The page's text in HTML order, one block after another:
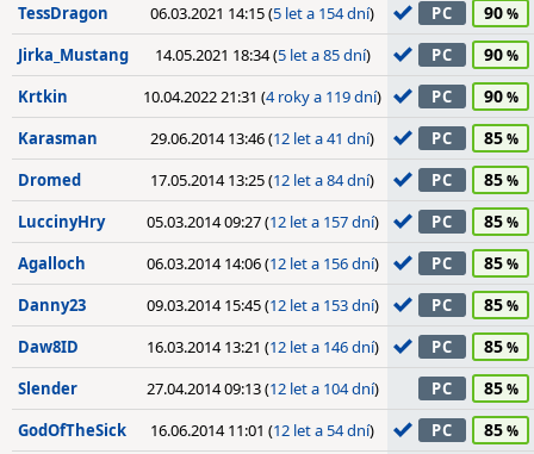
TessDragon 06.03.2021 14:15 (5 let a 154 dní) PC 90
Jirka_Mustang 14.05.2021 18:34 (5 let a 85 dní) PC 90
Krtkin 10.04.2022 21:31 (4 roky a 119 dní) PC 90
Karasman 29.06.2014 13:46 (12 let a 41 dní) PC 85
Dromed 17.05.2014 13:25 (12 let a 84 dní) PC 85
LuccinyHry 05.03.2014 09:27 (12 let a 157 dní) PC 85
Agalloch 06.03.2014 14:06 (12 let a 156 dní) PC 85
Danny23 09.03.2014 15:45 (12 let a 153 dní) PC 85
Daw8ID 16.03.2014 13:21 (12 let a 146 dní) PC 85
Slender 27.04.2014 09:13 (12 let a 104 dní) PC 85
GodOfTheSick 16.06.2014 11:01 (12 let a 54 dní) PC 85